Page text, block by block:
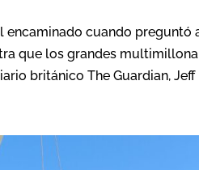
encaminado cuando preguntó
que los grandes
británico The Guardian, Jeff